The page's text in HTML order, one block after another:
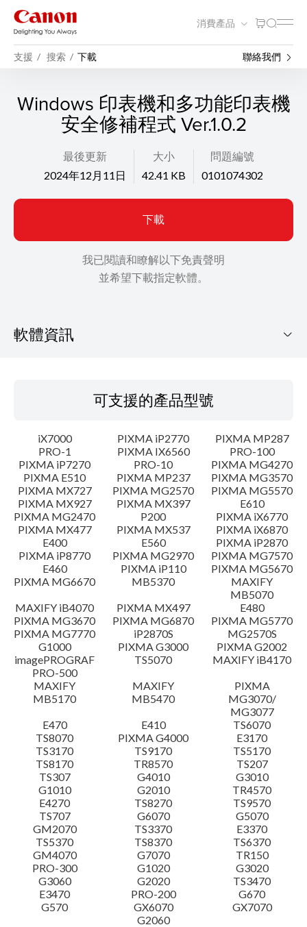
消費產品
支援 搜索 下載 聯絡我們
Windows 印表機和多功能印表機
安全修補程式 Ver.1.0.2
最後更新
2024年12月11日
大小
42.41 KB
問題編號
0101074302
下載
我已閱讀和瞭解以下免責聲明
並希望下載指定軟體。
軟體資訊
概要
更新歷史記錄
系統要求
注意事項
設置說明
檔案資訊
免責聲明
可支援的產品型號
iX7000 PIXMA iP2770
PIXMA MP287
PRO-1
PIXMA IX6560
PRO-100
PIXMA iP7270
PRO-10
PIXMA MG4270
PIXMA E510
PIXMA MP237
PIXMA MG3570
PIXMA MX727
PIXMA MG2570
PIXMA MG5570
PIXMA MX927
PIXMA MX397
E610
PIXMA MG2470
P200
PIXMA iX6770
PIXMA MX477
PIXMA MX537
PIXMA iX6870
E400
E560
PIXMA iP2870
PIXMA iP8770
PIXMA MG2970
PIXMA MG7570
E460
PIXMA iP110
PIXMA MG5670
PIXMA MG6670
MB5370
MAXIFY
MB5070
MAXIFY iB4070
PIXMA MX497
E480
PIXMA MG3670
PIXMA MG6870
PIXMA MG5770
PIXMA MG7770
iP2870S
MG2570S
G1000
PIXMA G3000
PIXMA G2002
imagePROGRAF
PRO-500
TS5070
MAXIFY iB4170
MAXIFY
MB5170
MAXIFY
MB5470
PIXMA
MG3070/
MG3077
E470
E410
TS6070
TS8070
PIXMA G4000
E3170
TS3170
TS9170
TS5170
TS8170
TR8570
TS207
TS307
G4010
G3010
G1010
G2010
TR4570
E4270
TS8270
TS9570
TS707
G6070
G5070
GM2070
TS3370
E3370
TS5370
TS8370
TS6370
GM4070
G7070
TR150
PRO-300
G1020
G3020
G3060
G2020
TS3470
E3470
PRO-200
G670
G570
GX6070
GX7070
G2060